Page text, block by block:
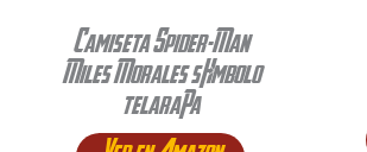
Camiseta Spider-Man
Miles Morales símbolo
telaraña